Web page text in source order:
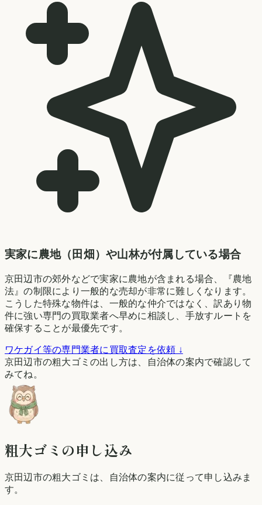
実家に農地（田畑）や山林が付属している場合
京田辺市の郊外などで実家に農地が含まれる場合、『農地
法』の制限により一般的な売却が非常に難しくなります。
こうした特殊な物件は、一般的な仲介ではなく、訳あり物
件に強い専門の買取業者へ早めに相談し、手放すルートを
確保することが最優先です。
ワケガイ等の専門業者に買取査定を依頼 ↓
京田辺市の粗大ゴミの出し方は、自治体の案内で確認して
みてね。
粗大ゴミの申し込み
京田辺市の粗大ゴミは、自治体の案内に従って申し込みま
す。